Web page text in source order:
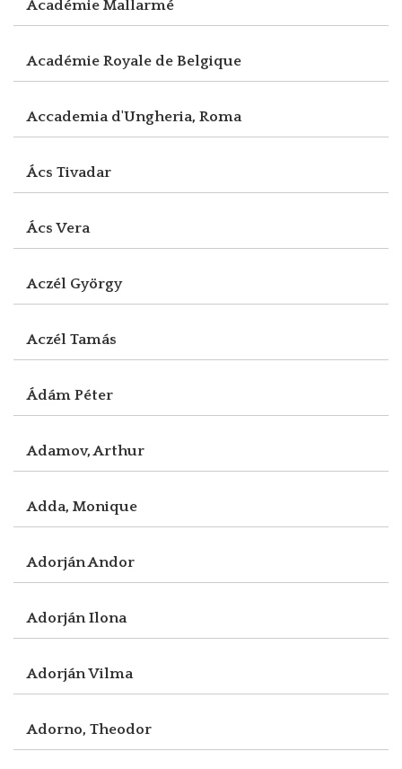
Académie Mallarmé
Académie Royale de Belgique
Accademia d'Ungheria, Roma
Ács Tivadar
Ács Vera
Aczél György
Aczél Tamás
Ádám Péter
Adamov, Arthur
Adda, Monique
Adorján Andor
Adorján Ilona
Adorján Vilma
Adorno, Theodor